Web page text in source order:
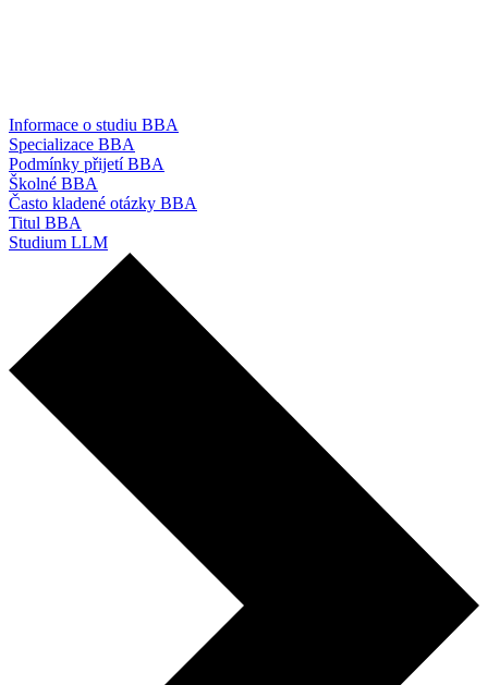
Informace o studiu BBA
Specializace BBA
Podmínky přijetí BBA
Školné BBA
Často kladené otázky BBA
Titul BBA
Studium LLM